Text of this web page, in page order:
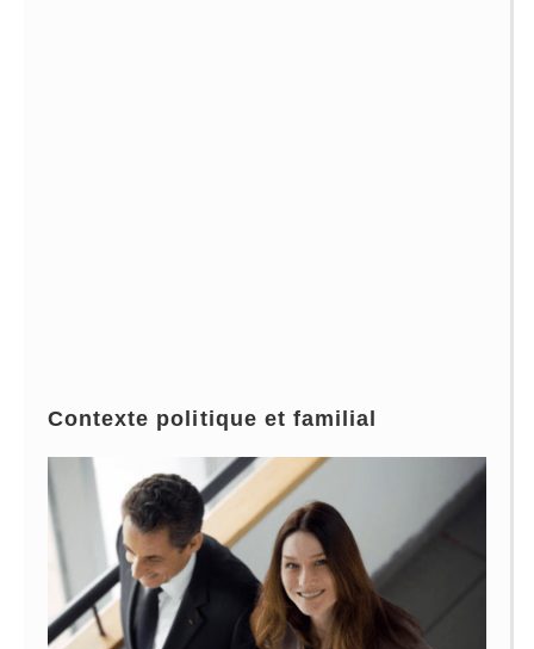
Contexte politique et familial